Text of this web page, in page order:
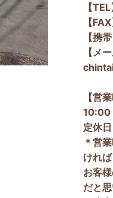
【
【
【携
【メ
【営
10:00
定休
＊営
けれ
お客
だと思